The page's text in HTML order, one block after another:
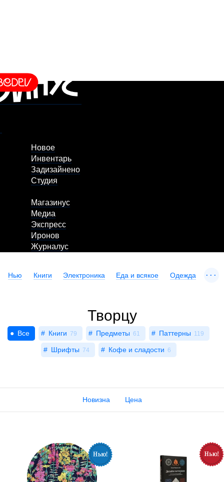
Новое
Инвентарь
Задизайнено
Студия
Магазинус
Медиа
Экспресс
Иронов
Журналус
Нью Книги Электроника Еда и всякое Одежда ...
Творцу
Все Книги 79 Предметы 61 Паттерны 119
Шрифты 74 Кофе и сладости 6
Новизна Цена